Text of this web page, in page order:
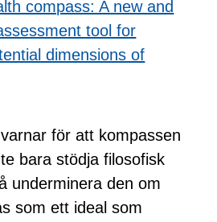
compass: A new and
tool for
dimensions of
för att kompassen
bara stödja filosofisk
underminera den om
som ett ideal som